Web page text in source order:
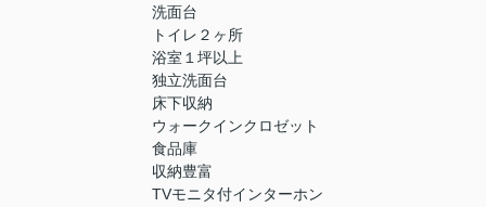
洗面台
トイレ２ヶ所
浴室１坪以上
独立洗面台
床下収納
ウォークインクロゼット
食品庫
収納豊富
TVモニタ付インターホン